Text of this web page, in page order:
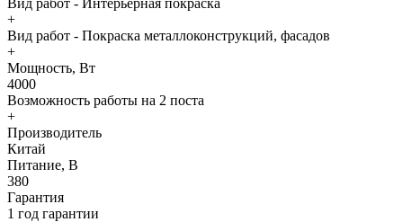
+
Вид работ - Покраска металлоконструкций, фасадов
+
Мощность, Вт
4000
Возможность работы на 2 поста
+
Производитель
Китай
Питание, В
380
Гарантия
1 год гарантии